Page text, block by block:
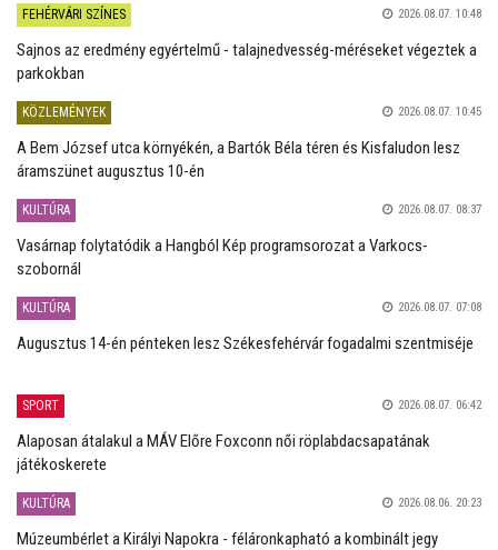
FEHÉRVÁRI SZÍNES 2026.08.07. 10:48
Sajnos az eredmény egyértelmű - talajnedvesség-méréseket végeztek a
parkokban
KÖZLEMÉNYEK 2026.08.07. 10:45
A Bem József utca környékén, a Bartók Béla téren és Kisfaludon lesz
áramszünet augusztus 10-én
KULTÚRA 2026.08.07. 08:37
Vasárnap folytatódik a Hangból Kép programsorozat a Varkocs-
szobornál
KULTÚRA 2026.08.07. 07:08
Augusztus 14-én pénteken lesz Székesfehérvár fogadalmi szentmiséje
SPORT 2026.08.07. 06:42
Alaposan átalakul a MÁV Előre Foxconn női röplabdacsapatának
játékoskerete
KULTÚRA 2026.08.06. 20:23
Múzeumbérlet a Királyi Napokra - féláronkapható a kombinált jegy